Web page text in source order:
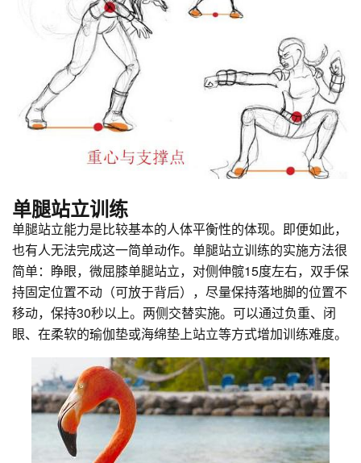
单腿站立训练
单腿站立能力是比较基本的人体平衡性的体现。即便如此，
也有人无法完成这一简单动作。单腿站立训练的实施方法很
简单：睁眼，微屈膝单腿站立，对侧伸髋15度左右，双手保
持固定位置不动（可放于背后），尽量保持落地脚的位置不
移动，保持30秒以上。两侧交替实施。可以通过负重、闭
眼、在柔软的瑜伽垫或海绵垫上站立等方式增加训练难度。